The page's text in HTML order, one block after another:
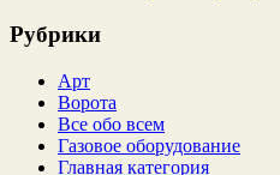
Рубрики
Арт
Ворота
Все обо всем
Газовое оборудование
Главная категория